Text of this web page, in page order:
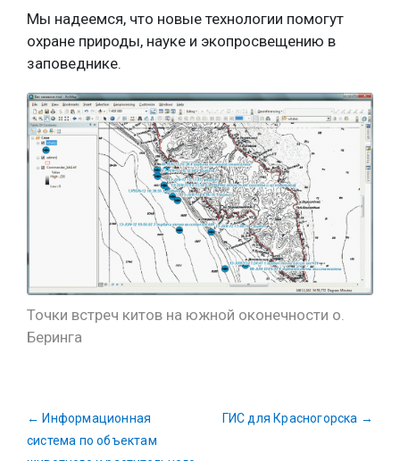
Мы надеемся, что новые технологии помогут
охране природы, науке и экопросвещению в
заповеднике.
Точки встреч китов на южной оконечности о.
Беринга
← Информационная
система по объектам
ГИС для Красногорска →